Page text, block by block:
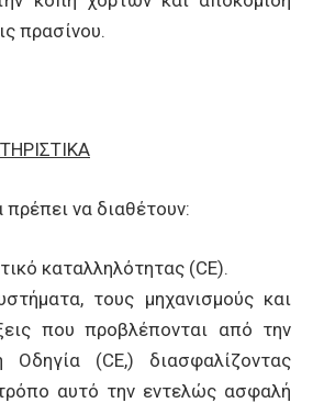
πρασίνου.
να διαθέτουν:
καταλληλότητας (CE).
τους μηχανισμούς και
που προβλέπονται από την
Οδηγία (CE,) διασφαλίζοντας
αυτό την εντελώς ασφαλή